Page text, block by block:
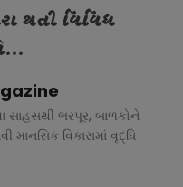
થતી વિવિધ
સાહસથી ભરપૂર, બાળકોને
માનસિક વિકાસમાં વૃદ્ધિ